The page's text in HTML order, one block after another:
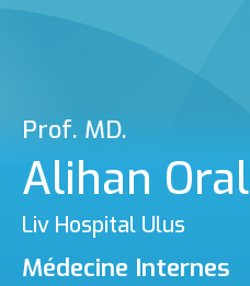
Prof. MD.
Alihan Oral
Liv Hospital Ulus
Médecine Internes